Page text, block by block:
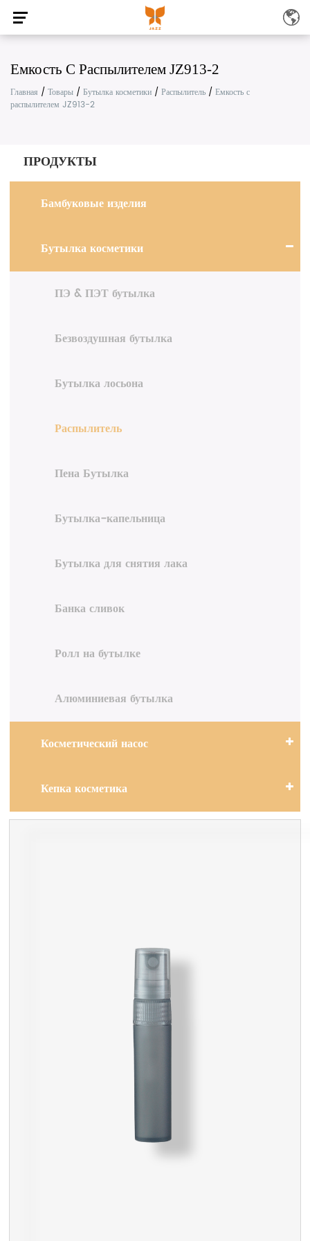
Емкость С Распылителем JZ913-2
Главная / Товары / Бутылка косметики / Распылитель / Емкость с
распылителем JZ913-2
ПРОДУКТЫ
Бамбуковые изделия
Бутылка косметики
ПЭ & ПЭТ бутылка
Безвоздушная бутылка
Бутылка лосьона
Распылитель
Пена Бутылка
Бутылка-капельница
Бутылка для снятия лака
Банка сливок
Ролл на бутылке
Алюминиевая бутылка
Косметический насос
Кепка косметика